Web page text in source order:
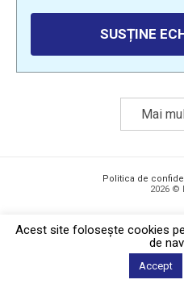
SUSȚINE
Mai
Politica de
2026 ©
Acest site foloseşte cookies
de
Accept